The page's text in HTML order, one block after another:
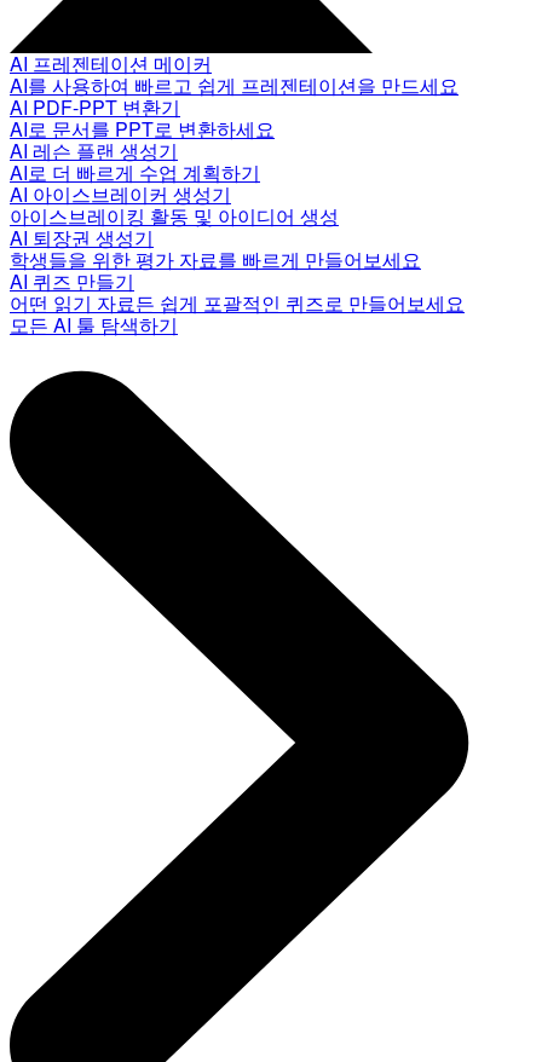
AI 프레젠테이션 메이커
AI를 사용하여 빠르고 쉽게 프레젠테이션을 만드세요
AI PDF-PPT 변환기
AI로 문서를 PPT로 변환하세요
AI 레슨 플랜 생성기
AI로 더 빠르게 수업 계획하기
AI 아이스브레이커 생성기
아이스브레이킹 활동 및 아이디어 생성
AI 퇴장권 생성기
학생들을 위한 평가 자료를 빠르게 만들어보세요
AI 퀴즈 만들기
어떤 읽기 자료든 쉽게 포괄적인 퀴즈로 만들어보세요
모든 AI 툴 탐색하기